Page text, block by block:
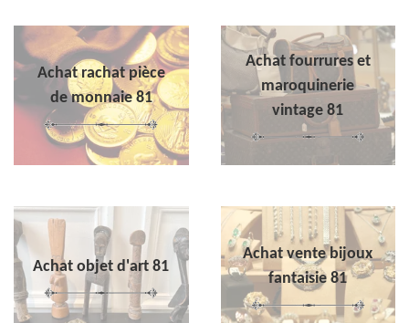
Achat rachat pièce
de monnaie 81
Achat fourrures et
maroquinerie
vintage 81
Achat objet d'art 81
Achat vente bijoux
fantaisie 81